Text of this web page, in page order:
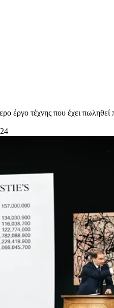
έργο τέχνης που έχει